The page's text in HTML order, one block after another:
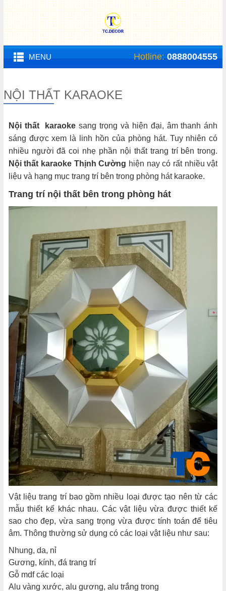
MENU Hotline:0888004555
NỘI THẤT KARAOKE
Nội thất karaoke sang trọng và hiện đại, âm thanh ánh
sáng được xem là linh hồn của phòng hát. Tuy nhiên có
nhiều người đã coi nhẹ phần nội thất trang trí bên trong.
Nội thất karaoke Thịnh Cường hiện nay có rất nhiều vật
liệu và hạng mục trang trí bên trong phòng hát karaoke.
Trang trí nội thất bên trong phòng hát
Vật liệu trang trí bao gồm nhiều loại được tạo nên từ các
mẫu thiết kế khác nhau. Các vật liệu vừa được thiết kế
sao cho đẹp, vừa sang trọng vừa được tính toán để tiêu
âm. Thông thường sử dụng có các loại vật liệu như sau:
Nhung, da, nỉ
Gương, kính, đá trang trí
Gỗ mdf các loại
Alu vàng xước, alu gương, alu trắng trong